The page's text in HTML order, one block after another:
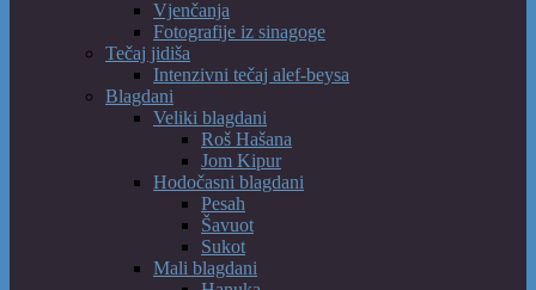
Vjenčanja
Fotografije iz sinagoge
Tečaj jidiša
Intenzivni tečaj alef-beysa
Blagdani
Veliki blagdani
Roš Hašana
Jom Kipur
Hodočasni blagdani
Pesah
Šavuot
Sukot
Mali blagdani